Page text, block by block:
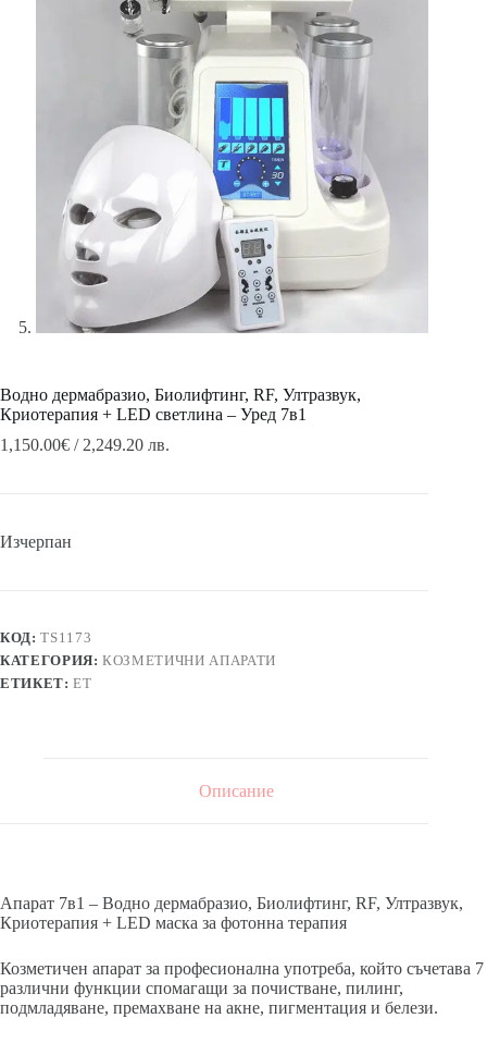
Водно дермабразио, Биолифтинг, RF, Ултразвук,
Криотерапия + LED светлина – Уред 7в1
1,150.00€ / 2,249.20 лв.
Изчерпан
КОД:TS1173
КАТЕГОРИЯ:КОЗМЕТИЧНИ АПАРАТИ
ЕТИКЕТ:ЕТ
Описание
Апарат 7в1 – Водно дермабразио, Биолифтинг, RF, Ултразвук,
Криотерапия + LED маска за фотонна терапия
Козметичен апарат за професионална употреба, който съчетава 7
различни функции спомагащи за почистване, пилинг,
подмладяване, премахване на акне, пигментация и белези.